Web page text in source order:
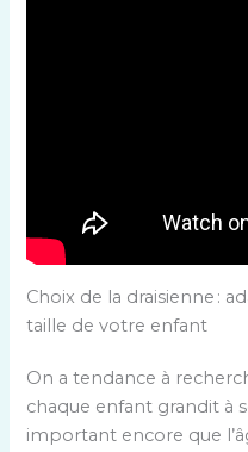
Choix de la draisienne :
taille de votre enfant
On a tendance à
chaque enfant grandit à
important encore que